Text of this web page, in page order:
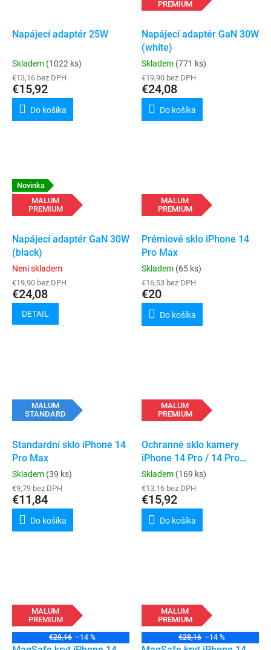
Napájecí adaptér 25W
Skladem (1022 ks)
€13,16 bez DPH
€15,92
Do košíka
PREMIUM
Napájecí adaptér GaN 30W
(white)
Skladem (771 ks)
€19,90 bez DPH
€24,08
Do košíka
Novinka
MALUM
PREMIUM
Napájecí adaptér GaN 30W
(black)
Není skladem
€19,90 bez DPH
€24,08
DETAIL
MALUM
PREMIUM
Prémiové sklo iPhone 14
Pro Max
Skladem (65 ks)
€16,53 bez DPH
€20
Do košíka
MALUM
STANDARD
Standardní sklo iPhone 14
Pro Max
Skladem (39 ks)
€9,79 bez DPH
€11,84
Do košíka
MALUM
PREMIUM
Ochranné sklo kamery
iPhone 14 Pro / 14 Pro
Max
Skladem (169 ks)
€13,16 bez DPH
€15,92
Do košíka
MALUM
PREMIUM
€28,16 –14 %
MALUM
PREMIUM
€28,16 –14 %